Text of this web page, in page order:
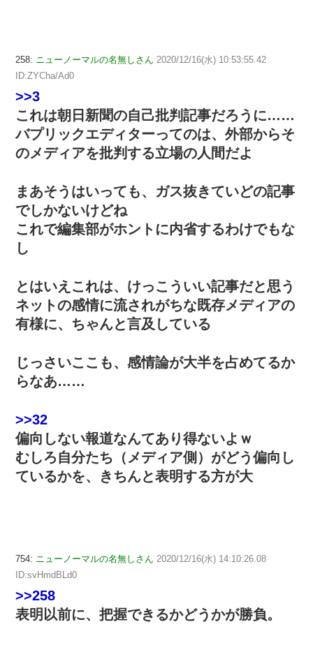
258: ニューノーマルの名無しさん 2020/12/16(水) 10:53:55.42
ID:ZYCha/Ad0
>>3
これは朝日新聞の自己批判記事だろうに……
バプリックエディターってのは、外部からそ
のメディアを批判する立場の人間だよ
まあそうはいっても、ガス抜きていどの記事
でしかないけどね
これで編集部がホントに内省するわけでもな
し
とはいえこれは、けっこういい記事だと思う
ネットの感情に流されがちな既存メディアの
有様に、ちゃんと言及している
じっさいここも、感情論が大半を占めてるか
らなあ……
>>32
偏向しない報道なんてあり得ないよｗ
むしろ自分たち（メディア側）がどう偏向し
ているかを、きちんと表明する方が大
754: ニューノーマルの名無しさん 2020/12/16(水) 14:10:26.08
ID:svHmdBLd0
>>258
表明以前に、把握できるかどうかが勝負。